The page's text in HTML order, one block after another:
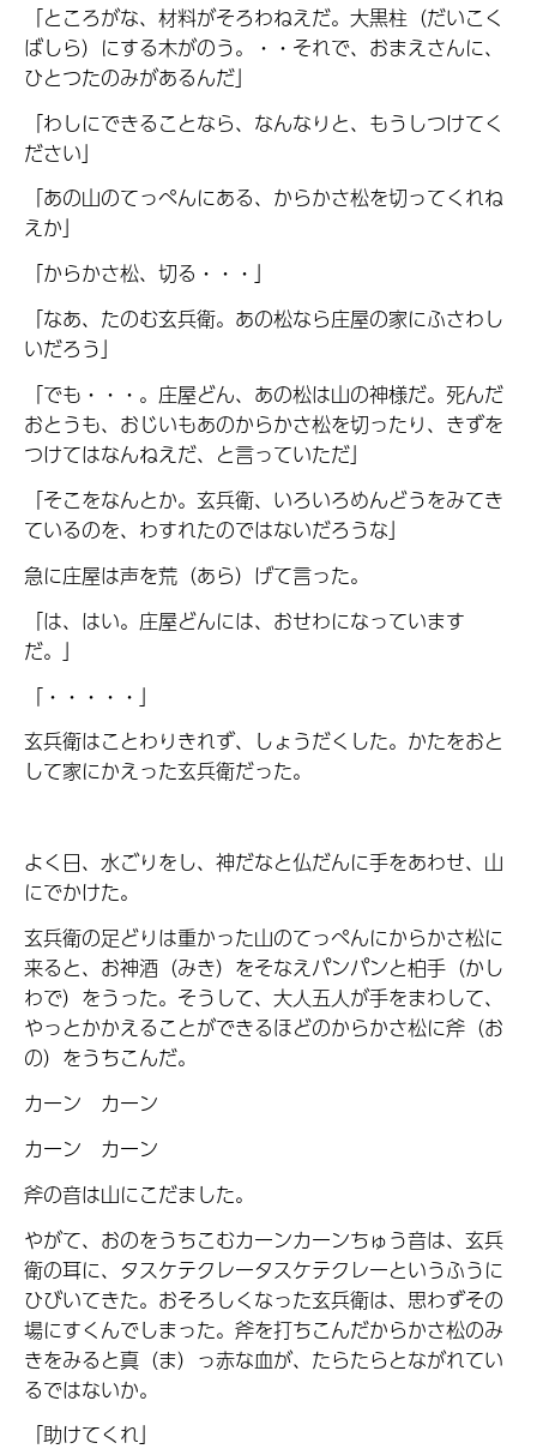
「ところがな、材料がそろわねえだ。大黒柱（だいこく
ばしら）にする木がのう。・・それで、おまえさんに、
ひとつたのみがあるんだ」
「わしにできることなら、なんなりと、もうしつけてく
ださい」
「あの山のてっぺんにある、からかさ松を切ってくれね
えか」
「からかさ松、切る・・・」
「なあ、たのむ玄兵衛。あの松なら庄屋の家にふさわし
いだろう」
「でも・・・。庄屋どん、あの松は山の神様だ。死んだ
おとうも、おじいもあのからかさ松を切ったり、きずを
つけてはなんねえだ、と言っていただ」
「そこをなんとか。玄兵衛、いろいろめんどうをみてき
ているのを、わすれたのではないだろうな」
急に庄屋は声を荒（あら）げて言った。
「は、はい。庄屋どんには、おせわになっています
だ。」
「・・・・・」
玄兵衛はことわりきれず、しょうだくした。かたをおと
して家にかえった玄兵衛だった。
よく日、水ごりをし、神だなと仏だんに手をあわせ、山
にでかけた。
玄兵衛の足どりは重かった山のてっぺんにからかさ松に
来ると、お神酒（みき）をそなえパンパンと柏手（かし
わで）をうった。そうして、大人五人が手をまわして、
やっとかかえることができるほどのからかさ松に斧（お
の）をうちこんだ。
カーン カーン
カーン カーン
斧の音は山にこだました。
やがて、おのをうちこむカーンカーンちゅう音は、玄兵
衛の耳に、タスケテクレータスケテクレーというふうに
ひびいてきた。おそろしくなった玄兵衛は、思わずその
場にすくんでしまった。斧を打ちこんだからかさ松のみ
きをみると真（ま）っ赤な血が、たらたらとながれてい
るではないか。
「助けてくれ」